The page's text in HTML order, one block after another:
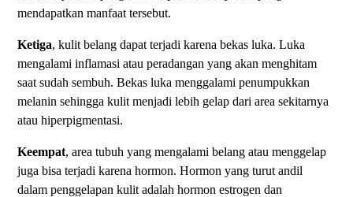
mendapatkan manfaat tersebut.
Ketiga, kulit belang dapat terjadi karena bekas luka. Luka
mengalami inflamasi atau peradangan yang akan menghitam
saat sudah sembuh. Bekas luka menggalami penumpukkan
melanin sehingga kulit menjadi lebih gelap dari area sekitarnya
atau hiperpigmentasi.
Keempat, area tubuh yang mengalami belang atau menggelap
juga bisa terjadi karena hormon. Hormon yang turut andil
dalam penggelapan kulit adalah hormon estrogen dan